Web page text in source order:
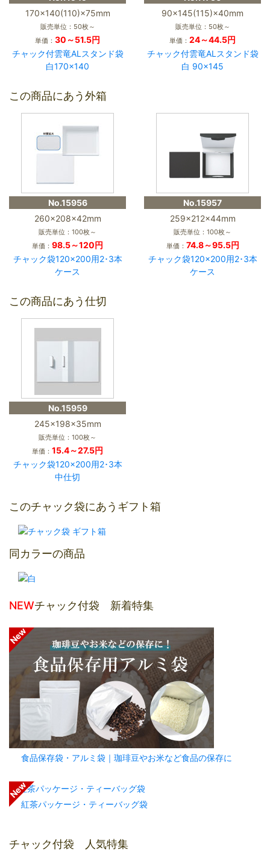
170×140(110)×75mm
販売単位：50枚～
単価： 30～51.5円
チャック付雲竜ALスタンド袋
白170×140
90×145(115)×40mm
販売単位：50枚～
単価： 24～44.5円
チャック付雲竜ALスタンド袋
白 90×145
この商品にあう外箱
No.15956
260×208×42mm
販売単位：100枚～
単価： 98.5～120円
チャック袋120×200用2･3本
ケース
No.15957
259×212×44mm
販売単位：100枚～
単価： 74.8～95.5円
チャック袋120×200用2･3本
ケース
この商品にあう仕切
No.15959
245×198×35mm
販売単位：100枚～
単価： 15.4～27.5円
チャック袋120×200用2･3本
中仕切
このチャック袋にあうギフト箱
同カラーの商品
NEWチャック付袋 新着特集
食品保存袋・アルミ袋｜珈琲豆やお米など食品の保存に
紅茶パッケージ・ティーバッグ袋
チャック付袋 人気特集